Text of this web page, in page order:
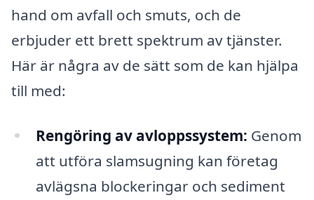
hand om avfall och smuts, och de
erbjuder ett brett spektrum av tjänster.
Här är några av de sätt som de kan hjälpa
till med:
Rengöring av avloppssystem: Genom
att utföra slamsugning kan företag
avlägsna blockeringar och sediment